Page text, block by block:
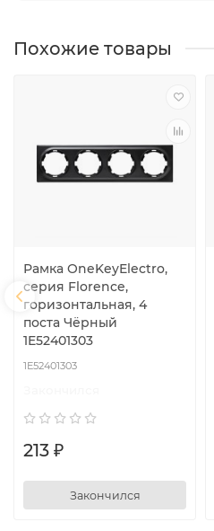
Похожие товары
Рамка OneKeyElectro,
серия Florence,
горизонтальная, 4
поста Чёрный
1E52401303
1E52401303
213 ₽
Закончился